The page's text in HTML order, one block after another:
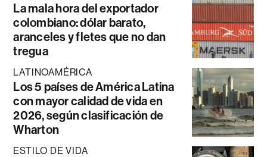
La mala hora del exportador
colombiano: dólar barato,
aranceles y fletes que no dan
tregua
LATINOAMÉRICA
Los 5 países de América Latina
con mayor calidad de vida en
2026, según clasificación de
Wharton
ESTILO DE VIDA